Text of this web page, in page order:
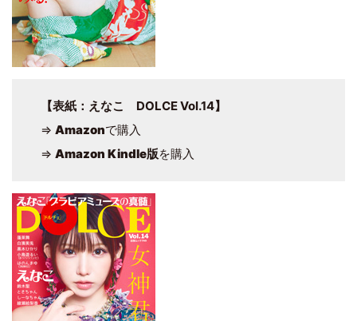
【表紙：えなこ DOLCE Vol.14】
⇒ Amazonで購入
⇒ Amazon Kindle版を購入